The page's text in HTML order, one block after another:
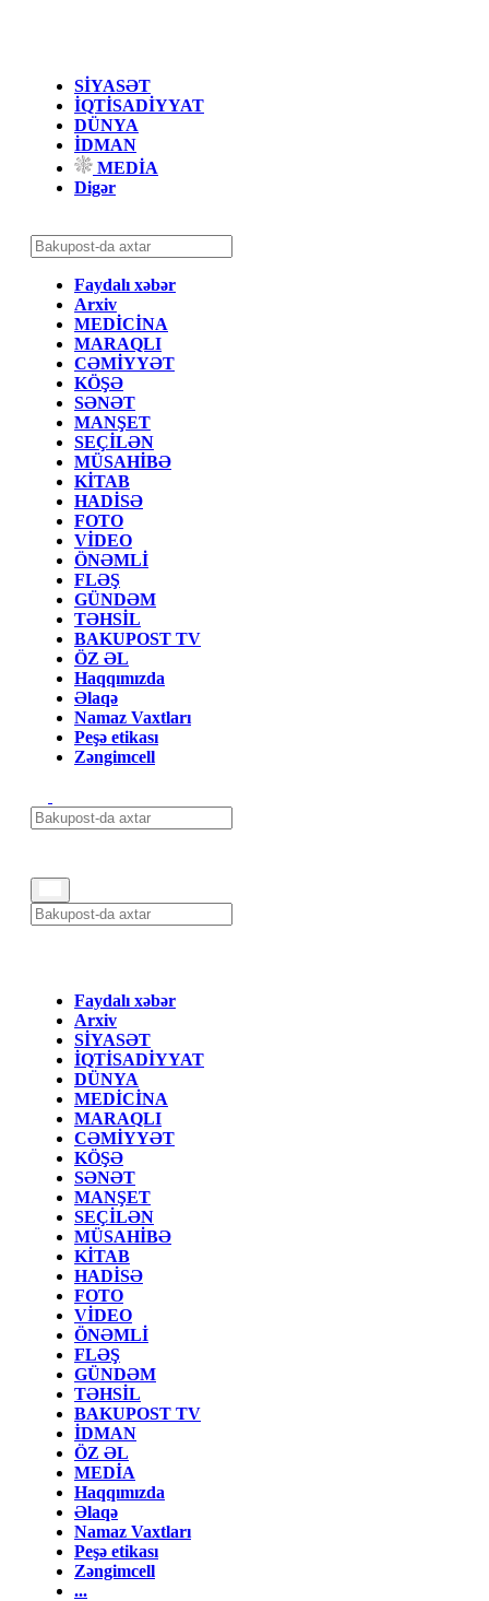
SİYASƏT
İQTİSADİYYAT
DÜNYA
İDMAN
MEDİA
Digər
Faydalı xəbər
Arxiv
MEDİCİNA
MARAQLI
CƏMİYYƏT
KÖŞƏ
SƏNƏT
MANŞET
SEÇİLƏN
MÜSAHİBƏ
KİTAB
HADİSƏ
FOTO
VİDEO
ÖNƏMLİ
FLƏŞ
GÜNDƏM
TƏHSİL
BAKUPOST TV
ÖZ ƏL
Haqqımızda
Əlaqə
Namaz Vaxtları
Peşə etikası
Zəngimcell
Faydalı xəbər
Arxiv
SİYASƏT
İQTİSADİYYAT
DÜNYA
MEDİCİNA
MARAQLI
CƏMİYYƏT
KÖŞƏ
SƏNƏT
MANŞET
SEÇİLƏN
MÜSAHİBƏ
KİTAB
HADİSƏ
FOTO
VİDEO
ÖNƏMLİ
FLƏŞ
GÜNDƏM
TƏHSİL
BAKUPOST TV
İDMAN
ÖZ ƏL
MEDİA
Haqqımızda
Əlaqə
Namaz Vaxtları
Peşə etikası
Zəngimcell
...